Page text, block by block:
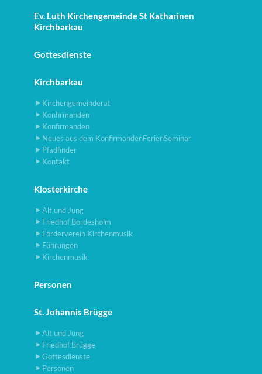
Ev. Luth Kirchengemeinde St Katharinen
Kirchbarkau
Gottesdienste
Kirchbarkau
Kirchengemeinderat
Konfirmanden
Konfirmanden
Neues aus dem KonfirmandenFerienSeminar
Pfadfinder
Kontakt
Klosterkirche
Alt und Jung
Friedhof Bordesholm
Förderverein Kirchenmusik
Führungen
Kirchenmusik
Personen
St. Johannis Brügge
Alt und Jung
Friedhof Brügge
Gottesdienste
Personen